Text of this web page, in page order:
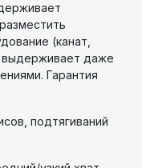
(канат,
выдерживает даже
Гарантия
подтягиваний